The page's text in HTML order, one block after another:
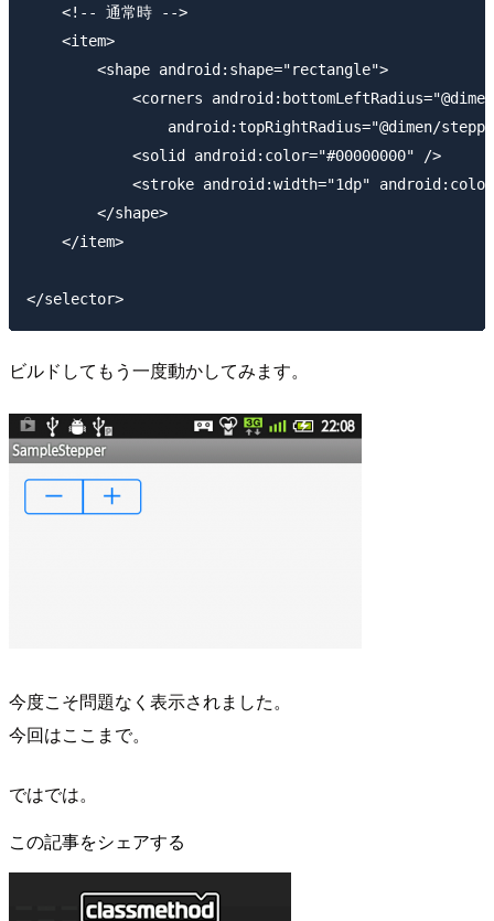
    <!-- 通常時 -->
    <item>
        <shape android:shape="rectangle">
<corners
android:topRightRadius="@dimen/
            <solid android:color="#00000000" />
<stroke android:width="1dp"
        </shape>
    </item>
ビルドしてもう一度動かしてみます。
今度こそ問題なく表示されました。
今回はここまで。
ではでは。
この記事をシェアする